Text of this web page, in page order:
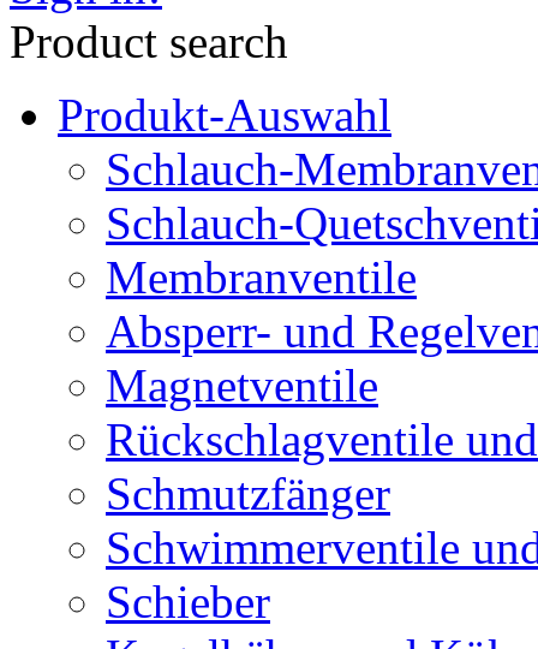
Product search
Produkt-Auswahl
Schlauch-
Schlauch-
Membranventile
Absperr- und
Magnetventile
Rückschlagventile
Schmutzfänger
Schwimmerventile
Schieber